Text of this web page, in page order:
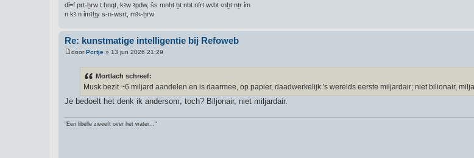
dỉ=f prt-ḫrw t ḥnqt, kꜣw ꜣpdw, šs mnḥt ḫt nbt nfrt wꜥbt ꜥnḫt nṯr ỉm
n kꜣ n ỉmꜣḫy s-n-wsrt, mꜣꜥ-ḫrw
Re: kunstmatige intelligentie bij Refoweb
t
door Pcrtje » 13 jun 2026 21:29
Mortlach schreef:
Musk bezit ~6 miljard aandelen en is daarmee, op papier, daadwerkelijk 's werelds eerste miljardair; niet bilionair,
Je bedoelt het denk ik andersom, toch? Biljonair, niet miljardair.
"Een libelle zweeft over het water..."